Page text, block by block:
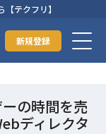
テクフリ】
新規登録
の時間を売
ディレクタ